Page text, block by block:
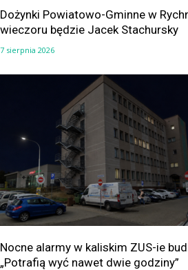
Dożynki Powiatowo-Gminne w
wieczoru będzie Jacek Stachursky
7 sierpnia 2026
Nocne alarmy w kaliskim ZUS-ie
„Potrafią wyć nawet dwie godziny”